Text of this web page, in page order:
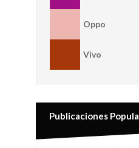
Oppo
Vivo
Publicaciones